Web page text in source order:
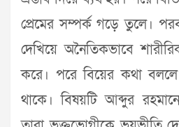
প্রেমের সম্পর্ক গড়ে তুলে।
দেখিয়ে অনৈতিকভাবে
করে। পরে বিয়ের কথা বললে
থাকে। বিষয়টি আব্দুর